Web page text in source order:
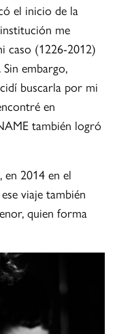
el inicio de la
me
caso (1226-2012)
embargo,
buscarla por mi
en
también logró
en 2014 en el
viaje también
quien forma